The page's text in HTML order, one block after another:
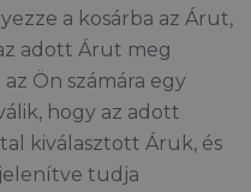
a kosárba az Árut,
adott Árut meg
Ön számára egy
hogy az adott
kiválasztott Áruk, és
tudja